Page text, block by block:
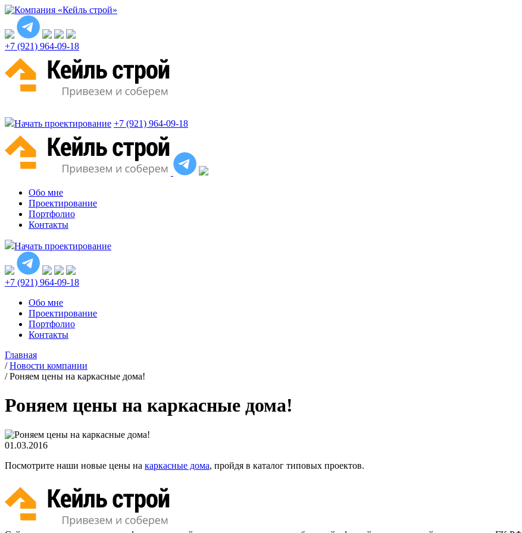
+7 (921) 964-09-18
Начать проектирование +7 (921) 964-09-18
Обо мне
Проектирование
Портфолио
Контакты
Начать проектирование
+7 (921) 964-09-18
Обо мне
Проектирование
Портфолио
Контакты
Главная
/ Новости компании
/ Роняем цены на каркасные дома!
Роняем цены на каркасные дома!
01.03.2016
Посмотрите наши новые цены на каркасные дома, пройдя в каталог типовых проектов.